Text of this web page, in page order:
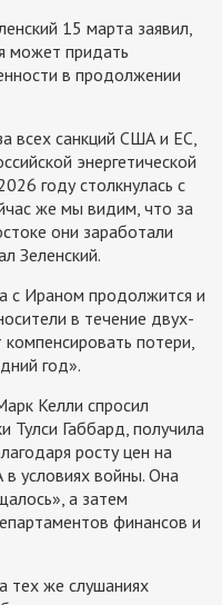
15 марта заявил,
может придать
в продолжении
всех санкций США и ЕС,
энергетической
году столкнулась с
же мы видим, что за
они заработали
Зеленский.
с Ираном продолжится и
в течение двух-
потери,
год».
Келли спросил
Тулси Габбард, получила
росту цен на
условиях войны. Она
а затем
финансов и
же слушаниях